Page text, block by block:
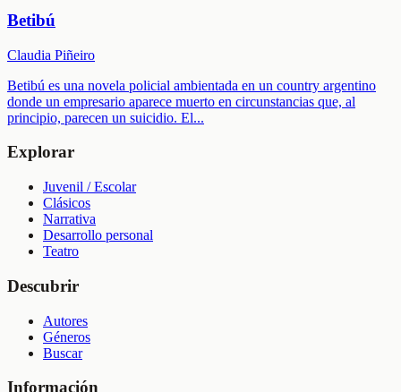
Betibú
Claudia Piñeiro
Betibú es una novela policial ambientada en un country argentino
donde un empresario aparece muerto en circunstancias que, al
principio, parecen un suicidio. El...
Explorar
Juvenil / Escolar
Clásicos
Narrativa
Desarrollo personal
Teatro
Descubrir
Autores
Géneros
Buscar
Información